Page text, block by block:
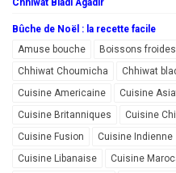
Bûche de Noël : la recette facile
Amuse bouche
Boissons froides
Chhiwat Choumicha
Chhiwat
Cuisine Americaine
Cuisine
Cuisine Britanniques
Cuisine
Cuisine Fusion
Cuisine Indienne
Cuisine Libanaise
Cuisine